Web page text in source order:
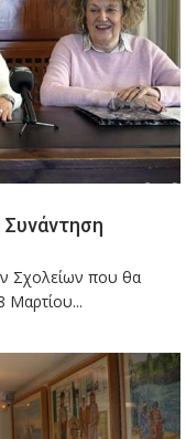
Συνάντηση
Σχολείων που θα
Μαρτίου...